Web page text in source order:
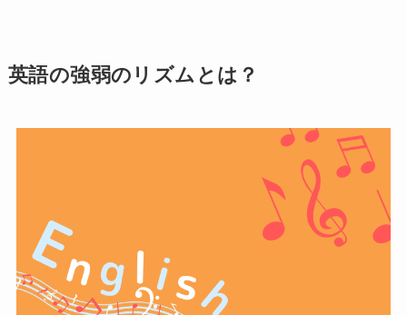
英語の強弱のリズムとは？